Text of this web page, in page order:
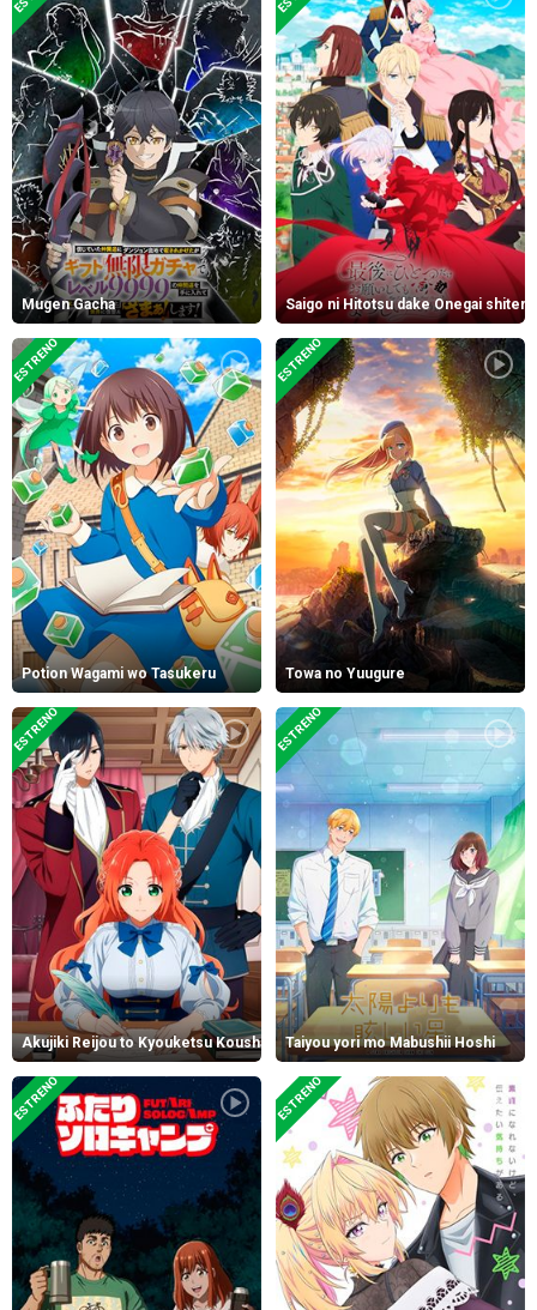
Mugen Gacha Saigo ni Hitotsu dake Onegai
ESTRENO
Potion Wagami wo Tasukeru
ESTRENO
Towa no Yuugure
ESTRENO
Akujiki Reijou to Kyouketsu Koushaku
ESTRENO
Taiyou yori mo Mabushii Hoshi
ESTRENO ESTRENO